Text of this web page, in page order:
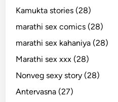
Kamukta stories (28)
marathi sex comics (28)
marathi sex kahaniya (28)
Marathi sex xxx (28)
Nonveg sexy story (28)
Antervasna (27)